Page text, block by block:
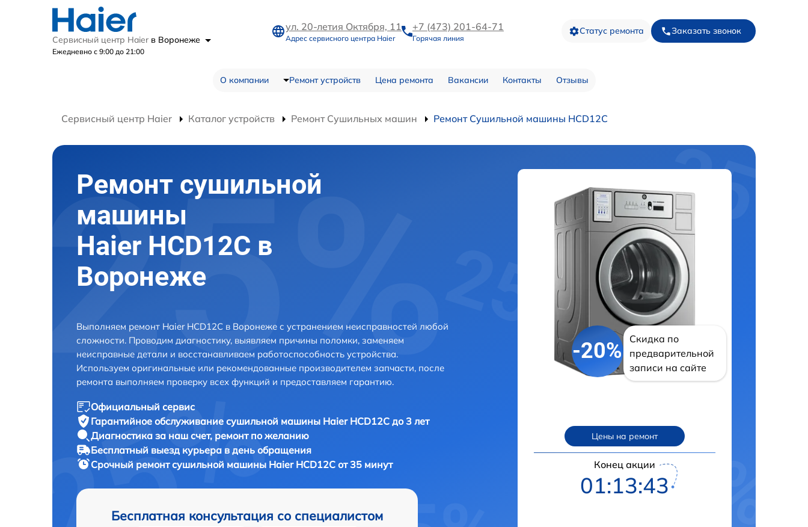
Сервисный центр Haier в Воронеже
Ежедневно с 9:00 до 21:00
ул. 20-летия Октября, 11
Адрес сервисного центра Haier
+7 (473) 201-64-71
Горячая линия
Статус ремонта Заказать звонок
О компании Ремонт устройств Цена ремонта Вакансии Контакты Отзывы
Сервисный центр Haier Каталог устройств Ремонт Сушильных машин Ремонт Сушильной машины HCD12C
Ремонт сушильной
машины
Haier HCD12C в
Воронеже
Выполняем ремонт Haier HCD12C в Воронеже с устранением неисправностей любой
сложности. Проводим диагностику, выявляем причины поломки, заменяем
неисправные детали и восстанавливаем работоспособность устройства.
Используем оригинальные или рекомендованные производителем запчасти, после
ремонта выполняем проверку всех функций и предоставляем гарантию.
Официальный сервис
Гарантийное обслуживание сушильной машины Haier HCD12C до 3 лет
Диагностика за наш счет, ремонт по желанию
Бесплатный выезд курьера в день обращения
Срочный ремонтсушильной машины Haier HCD12C от 35 минут
Бесплатная консультация со специалистом
-20%
Скидка по
предварительной
записи на сайте
Цены на ремонт
Конец акции
01:13:42